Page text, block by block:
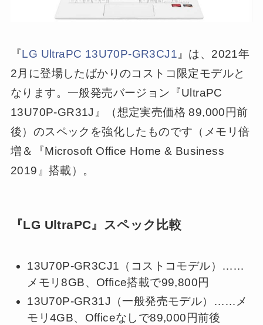
『LG UltraPC 13U70P-GR3CJ1』は、2021年
2月に登場したばかりのコストコ限定モデルと
なります。一般発売バージョン『UltraPC
13U70P-GR31J』（想定実売価格 89,000円前
後）のスペックを強化したものです（メモリ倍
増＆『Microsoft Office Home & Business
2019』搭載）。
『LG UltraPC』スペック比較
13U70P-GR3CJ1（コストコモデル）……
メモリ8GB、Office搭載で99,800円
13U70P-GR31J（一般発売モデル）……メ
モリ4GB、Officeなしで89,000円前後